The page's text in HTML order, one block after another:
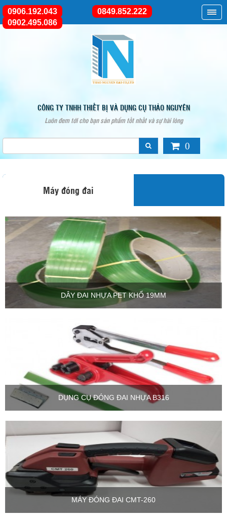
CÔNG TY TNHH THIẾT BỊ VÀ DỤNG CỤ THẢO NGUYÊN
Luôn đem tới cho bạn sản phẩm tốt nhất và sự hài lòng
0906.192.043
0849.852.222
0902.495.086
0
Máy đóng đai
DÂY ĐAI NHỰA PET KHỔ 19MM
DỤNG CỤ ĐÓNG ĐAI NHỰA B316
MÁY ĐÓNG ĐAI CMT-260